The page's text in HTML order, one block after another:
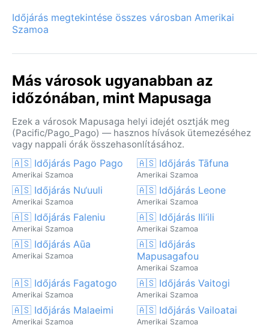
Időjárás megtekintése összes városban Amerikai
Szamoa
Más városok ugyanabban az
időzónában, mint Mapusaga
Ezek a városok Mapusaga helyi idejét osztják meg
(Pacific/Pago_Pago) — hasznos hívások ütemezéséhez
vagy nappali órák összehasonlításához.
🇦🇸 Időjárás Pago Pago
Amerikai Szamoa
🇦🇸 Időjárás Tāfuna
Amerikai Szamoa
🇦🇸 Időjárás Nu‘uuli
Amerikai Szamoa
🇦🇸 Időjárás Leone
Amerikai Szamoa
🇦🇸 Időjárás Faleniu
Amerikai Szamoa
🇦🇸 Időjárás Ili‘ili
Amerikai Szamoa
🇦🇸 Időjárás Aūa
Amerikai Szamoa
🇦🇸 Időjárás
Mapusagafou
Amerikai Szamoa
🇦🇸 Időjárás Fagatogo
Amerikai Szamoa
🇦🇸 Időjárás Vaitogi
Amerikai Szamoa
🇦🇸 Időjárás Malaeimi
Amerikai Szamoa
🇦🇸 Időjárás Vailoatai
Amerikai Szamoa